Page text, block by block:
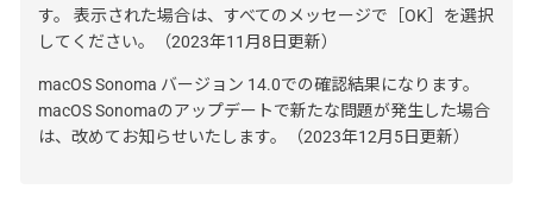
す。 表示された場合は、すべてのメッセージで［OK］を選択
してください。（2023年11月8日更新）
macOS Sonoma バージョン 14.0での確認結果になります。
macOS Sonomaのアップデートで新たな問題が発生した場合
は、改めてお知らせいたします。（2023年12月5日更新）